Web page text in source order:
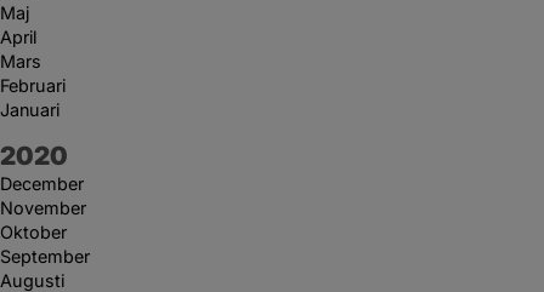
Maj
April
Mars
Februari
Januari
År:
2020
December
November
Oktober
September
Augusti